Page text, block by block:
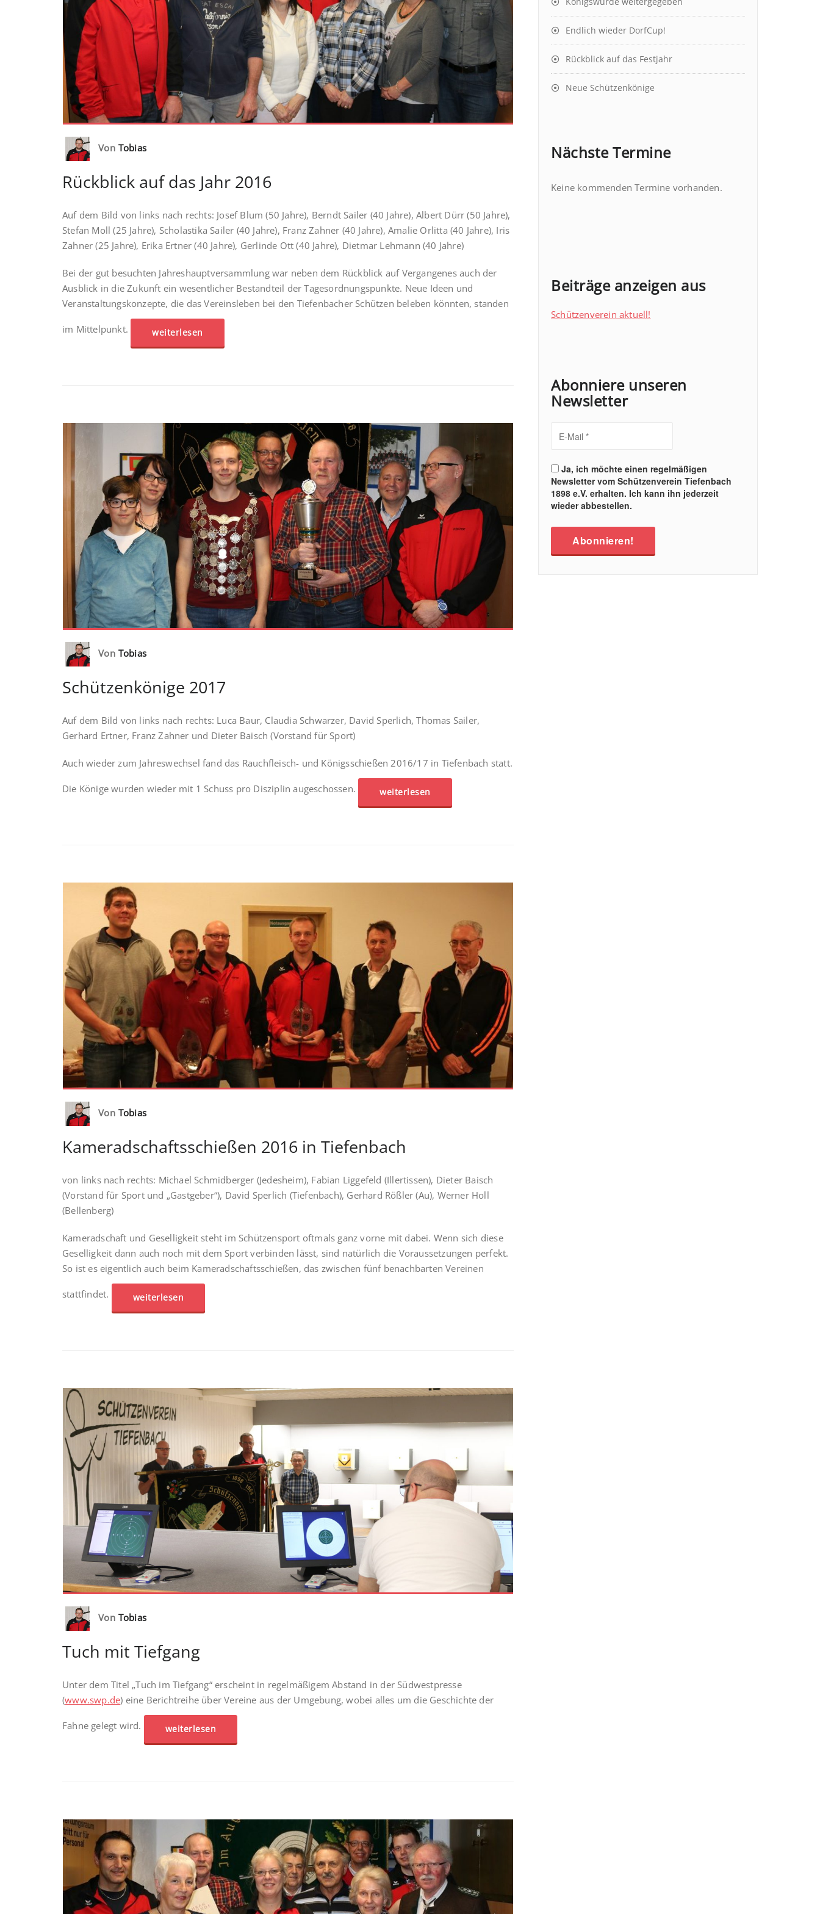
Von Tobias
Rückblick auf das Jahr 2016
Auf dem Bild von links nach rechts: Josef Blum (50 Jahre), Berndt Sailer (40 Jahre), Albert Dürr (50 Jahre),
Stefan Moll (25 Jahre), Scholastika Sailer (40 Jahre), Franz Zahner (40 Jahre), Amalie Orlitta (40 Jahre), Iris
Zahner (25 Jahre), Erika Ertner (40 Jahre), Gerlinde Ott (40 Jahre), Dietmar Lehmann (40 Jahre)
Bei der gut besuchten Jahreshauptversammlung war neben dem Rückblick auf Vergangenes auch der
Ausblick in die Zukunft ein wesentlicher Bestandteil der Tagesordnungspunkte. Neue Ideen und
Veranstaltungskonzepte, die das Vereinsleben bei den Tiefenbacher Schützen beleben könnten, standen
im Mittelpunkt. weiterlesen
Von Tobias
Schützenkönige 2017
Auf dem Bild von links nach rechts: Luca Baur, Claudia Schwarzer, David Sperlich, Thomas Sailer,
Gerhard Ertner, Franz Zahner und Dieter Baisch (Vorstand für Sport)
Auch wieder zum Jahreswechsel fand das Rauchfleisch- und Königsschießen 2016/17 in Tiefenbach statt.
Die Könige wurden wieder mit 1 Schuss pro Disziplin augeschossen. weiterlesen
Von Tobias
Kameradschaftsschießen 2016 in Tiefenbach
von links nach rechts: Michael Schmidberger (Jedesheim), Fabian Liggefeld (Illertissen), Dieter Baisch
(Vorstand für Sport und „Gastgeber“), David Sperlich (Tiefenbach), Gerhard Rößler (Au), Werner Holl
(Bellenberg)
Kameradschaft und Geselligkeit steht im Schützensport oftmals ganz vorne mit dabei. Wenn sich diese
Geselligkeit dann auch noch mit dem Sport verbinden lässt, sind natürlich die Voraussetzungen perfekt.
So ist es eigentlich auch beim Kameradschaftsschießen, das zwischen fünf benachbarten Vereinen
stattfindet. weiterlesen
Von Tobias
Tuch mit Tiefgang
Unter dem Titel „Tuch im Tiefgang“ erscheint in regelmäßigem Abstand in der Südwestpresse
(www.swp.de) eine Berichtreihe über Vereine aus der Umgebung, wobei alles um die Geschichte der
Fahne gelegt wird. weiterlesen
Endlich wieder DorfCup!
Rückblick auf das Festjahr
Neue Schützenkönige
Nächste Termine
Keine kommenden Termine vorhanden.
Beiträge anzeigen aus
Schützenverein aktuell!
Abonniere unseren
Newsletter
Ja, ich möchte einen regelmäßigen
Newsletter vom Schützenverein Tiefenbach
1898 e.V. erhalten. Ich kann ihn jederzeit
wieder abbestellen.